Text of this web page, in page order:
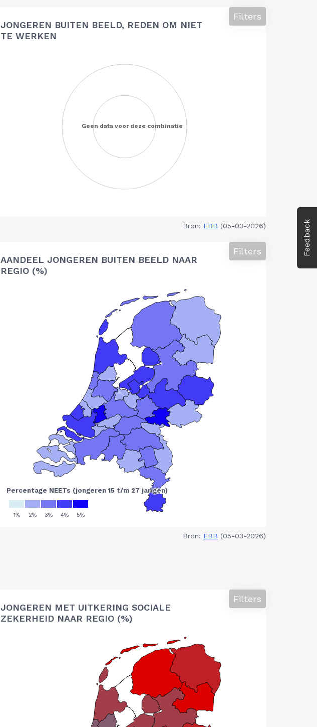
Feedback
JONGEREN BUITEN BEELD, REDEN OM NIET
TE WERKEN
Filters
Bron: EBB (05-03-2026)
AANDEEL JONGEREN BUITEN BEELD NAAR
REGIO (%)
Filters
Bron: EBB (05-03-2026)
JONGEREN MET UITKERING SOCIALE
ZEKERHEID NAAR REGIO (%)
Filters